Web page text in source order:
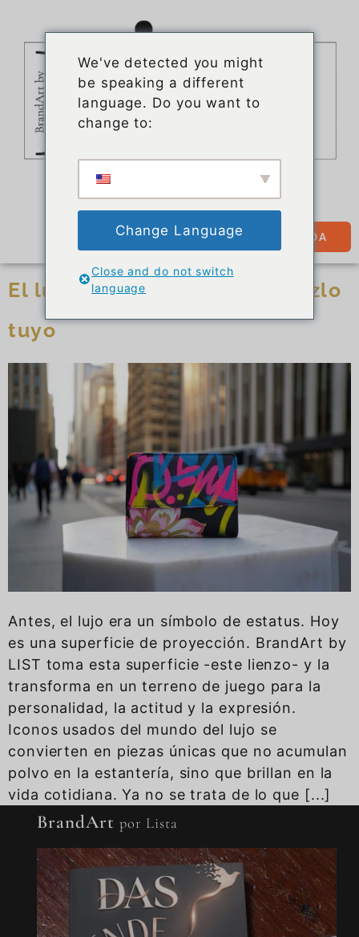
TIENDA
El lujo es como un lienzo: hazlo
tuyo
Antes, el lujo era un símbolo de estatus. Hoy
es una superficie de proyección. BrandArt by
LIST toma esta superficie -este lienzo- y la
transforma en un terreno de juego para la
personalidad, la actitud y la expresión.
Iconos usados del mundo del lujo se
convierten en piezas únicas que no acumulan
polvo en la estantería, sino que brillan en la
vida cotidiana. Ya no se trata de lo que [...]
BrandArt por Lista
We've detected you might
be speaking a different
language. Do you want to
change to:
Change Language
Close and do not switch
language